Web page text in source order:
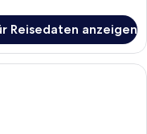
Reisedaten anzeigen
mit zwei Betten,